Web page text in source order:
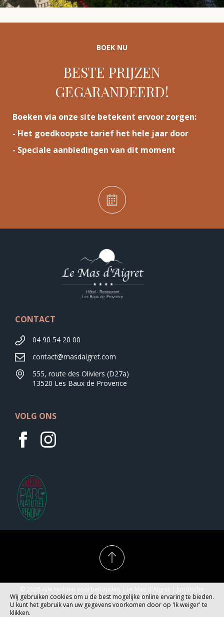
BOEK NU
BESTE PRIJZEN
GEGARANDEERD!
Boeken via onze site betekent ervoor zorgen:
- Het goedkoopste tarief het hele jaar door
- Speciale aanbiedingen van dit moment
CONTACT
04 90 54 20 00
contact@masdaigret.com
555, route des Oliviers (D27a)
13520 Les Baux de Provence
VOLG ONS
© 2026 Alle rechten voorbehouden | Le Mas d'Aigret |
Juridische
kennisgeving|Sitemap
Wij gebruiken cookies om u de best mogelijke online ervaring te bieden.
U kunt het gebruik van uw gegevens voorkomen door op 'Ik weiger' te
klikken.